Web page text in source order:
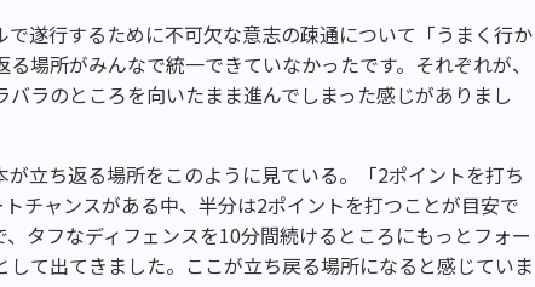
で遂行するために不可欠な意志の疎通について「うまく行か
場所がみんなで統一できていなかったです。それぞれが、
ラのところを向いたまま進んでしまった感じがありまし
立ち返る場所をこのように見ている。「2ポイントを打ち
チャンスがある中、半分は2ポイントを打つことが目安で
タフなディフェンスを10分間続けるところにもっとフォー
て出てきました。ここが立ち戻る場所になると感じていま